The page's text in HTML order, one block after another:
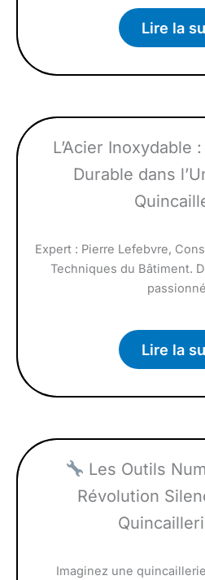
Lire la
L’Acier Inoxydable
Durable dans
Expert : Pierre Lefebvre,
Techniques du Bâtiment.
Lire la
Les Outils
Révolution
Imaginez une